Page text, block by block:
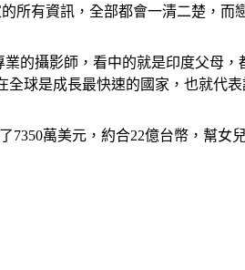
的所有資訊，全部都會一清二楚
的攝影師，看中的就是印度父母
球是成長最快速的國家，也就代
了7350萬美元，約合22億台幣，